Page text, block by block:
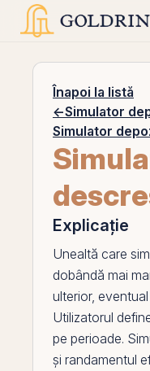
Înapoi la listă
←Simulator
Simulator
Explicație
Unealtă care
dobândă mai
ulterior,
Utilizatorul
pe perioade.
și randamentul